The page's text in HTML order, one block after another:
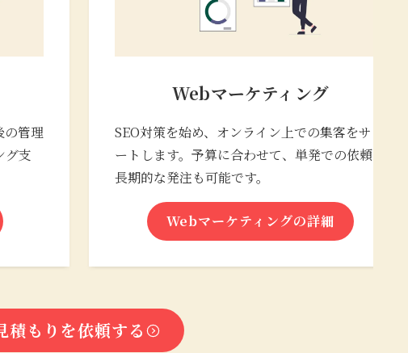
の管理
グ支
Webマーケティング
SEO対策を始め、オンライン上での集客をサポ
ートします。予算に合わせて、単発での依頼や
長期的な発注も可能です。
Webマーケティングの詳細
積もりを依頼する